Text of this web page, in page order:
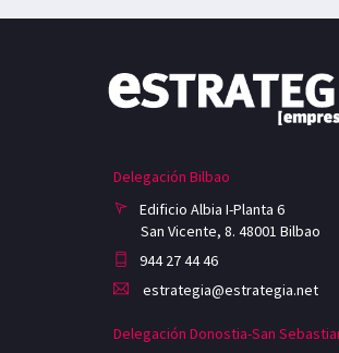
Delegación Bilbao
Edificio Albia I-Planta 6
San Vicente, 8. 48001 Bilbao
944 27 44 46
estrategia@estrategia.net
Delegación Donostia-San